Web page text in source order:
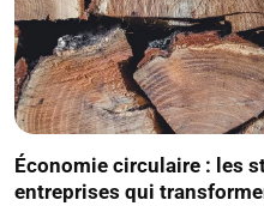
Économie circulaire : les
entreprises qui